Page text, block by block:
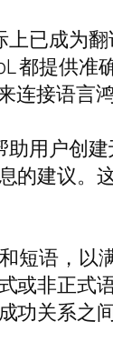
已成为
都提供准
接语言鸿
用户创
的建议。
短语，以
或非正式
关系之间